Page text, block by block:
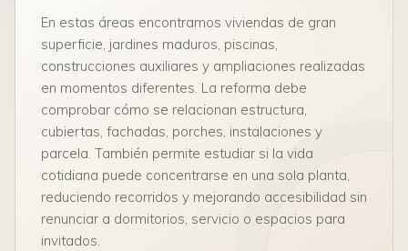
En estas áreas encontramos viviendas de gran
superficie, jardines maduros, piscinas,
construcciones auxiliares y ampliaciones realizadas
en momentos diferentes. La reforma debe
comprobar cómo se relacionan estructura,
cubiertas, fachadas, porches, instalaciones y
parcela. También permite estudiar si la vida
cotidiana puede concentrarse en una sola planta,
reduciendo recorridos y mejorando accesibilidad sin
renunciar a dormitorios, servicio o espacios para
invitados.